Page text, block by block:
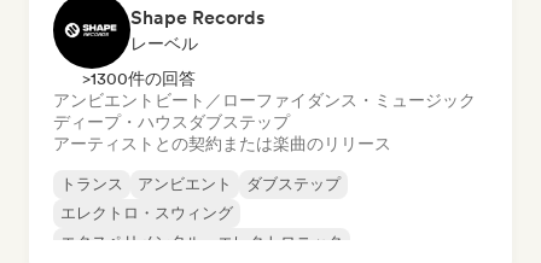
Shape Records
レーベル
>1300件の回答
アンビエント ビート／ローファイ ダンス・ミュージック
ディープ・ハウス ダブステップ
アーティストとの契約または楽曲のリリース
トランス アンビエント
ダブステップ
エレクトロ・スウィング
エクスペリメンタル・エレクトロニック